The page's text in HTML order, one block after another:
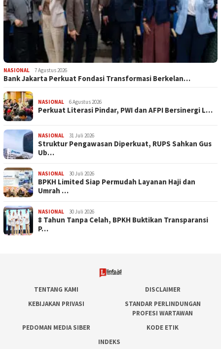
NASIONAL 7 Agustus 2026
Bank Jakarta Perkuat Fondasi Transformasi Berkelan…
NASIONAL 6 Agustus 2026
Perkuat Literasi Pindar, PWI dan AFPI Bersinergi L…
NASIONAL 31 Juli 2026
​Struktur Pengawasan Diperkuat, RUPS Sahkan Gus
Ub…
NASIONAL 30 Juli 2026
BPKH Limited Siap Permudah Layanan Haji dan
Umrah …
NASIONAL 30 Juli 2026
​8 Tahun Tanpa Celah, BPKH Buktikan Transparansi
P…
TENTANG KAMI
DISCLAIMER
KEBIJAKAN PRIVASI
STANDAR PERLINDUNGAN
PROFESI WARTAWAN
PEDOMAN MEDIA SIBER
KODE ETIK
INDEKS